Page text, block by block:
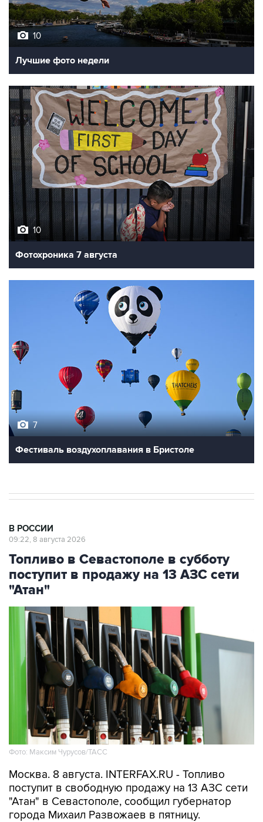
10
Лучшие фото недели
10
Фотохроника 7 августа
7
Фестиваль воздухоплавания в Бристоле
В РОССИИ
09:22, 8 августа 2026
Топливо в Севастополе в субботу
поступит в продажу на 13 АЗС сети
"Атан"
Фото: Максим Чурусов/ТАСС
Москва. 8 августа. INTERFAX.RU - Топливо
поступит в свободную продажу на 13 АЗС сети
"Атан" в Севастополе, сообщил губернатор
города Михаил Развожаев в пятницу.